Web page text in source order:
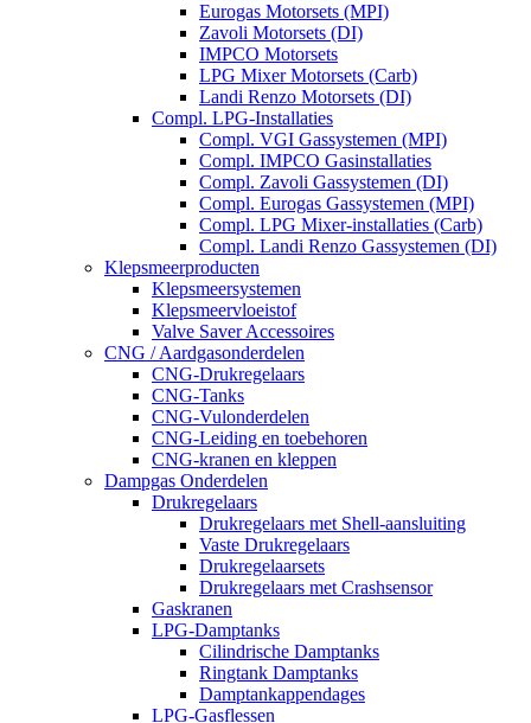
Eurogas Motorsets (MPI)
Zavoli Motorsets (DI)
IMPCO Motorsets
LPG Mixer Motorsets (Carb)
Landi Renzo Motorsets (DI)
Compl. LPG-Installaties
Compl. VGI Gassystemen (MPI)
Compl. IMPCO Gasinstallaties
Compl. Zavoli Gassystemen (DI)
Compl. Eurogas Gassystemen (MPI)
Compl. LPG Mixer-installaties (Carb)
Compl. Landi Renzo Gassystemen (DI)
Klepsmeerproducten
Klepsmeersystemen
Klepsmeervloeistof
Valve Saver Accessoires
CNG / Aardgasonderdelen
CNG-Drukregelaars
CNG-Tanks
CNG-Vulonderdelen
CNG-Leiding en toebehoren
CNG-kranen en kleppen
Dampgas Onderdelen
Drukregelaars
Drukregelaars met Shell-aansluiting
Vaste Drukregelaars
Drukregelaarsets
Drukregelaars met Crashsensor
Gaskranen
LPG-Damptanks
Cilindrische Damptanks
Ringtank Damptanks
Damptankappendages
LPG-Gasflessen